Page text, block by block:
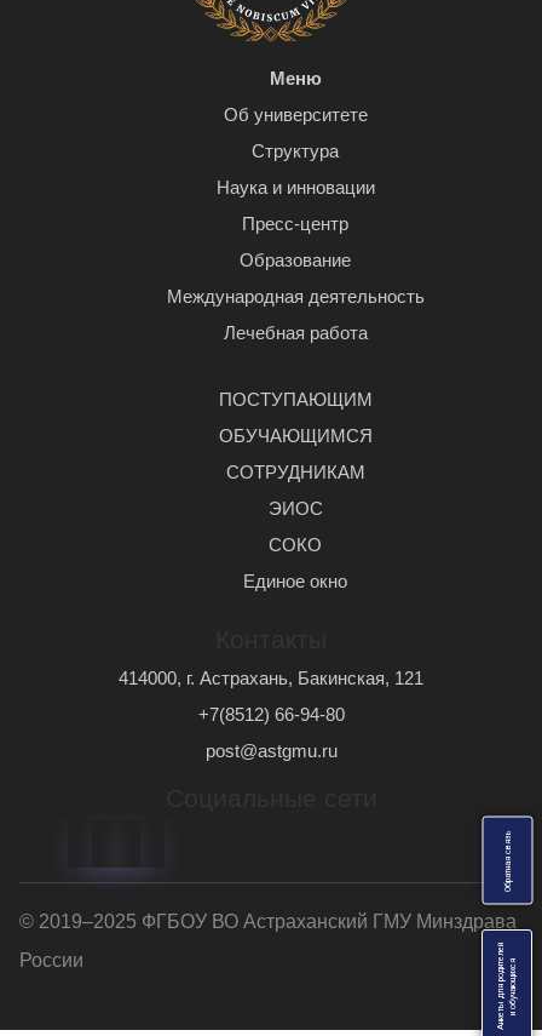
О
б
р
а
т
н
а
я
с
в
я
з
ь
Анкеты для родителей иобучающихс
я
Меню
Об университете
Структура
Наука и инновации
Пресс-центр
Образование
Международная деятельность
Лечебная работа
ПОСТУПАЮЩИМ
ОБУЧАЮЩИМСЯ
СОТРУДНИКАМ
ЭИОС
СОКО
Единое окно
414000, г. Астрахань, Бакинская, 121
+7(8512) 66-94-80
post@astgmu.ru
© 2019–2025 ФГБОУ ВО Астраханский ГМУ Минздрава
России